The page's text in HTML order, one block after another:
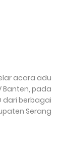
acara adu
Banten, pada
dari berbagai
Serang.